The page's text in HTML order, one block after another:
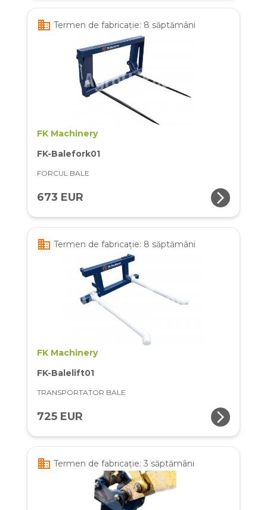
business Termen de fabricație: 8 săptămâni
FK Machinery
FK-Balefork01
FORCUL BALE
673 EUR arrow_forward_ios
business Termen de fabricație: 8 săptămâni
FK Machinery
FK-Balelift01
TRANSPORTATOR BALE
725 EUR arrow_forward_ios
business Termen de fabricație: 3 săptămâni